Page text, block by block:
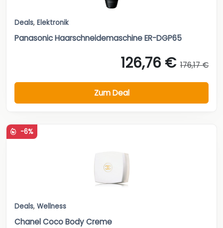
Deals, Elektronik
Panasonic Haarschneidemaschine ER-DGP65
126,76 € 176,17 €
Zum Deal
-6%
Deals, Wellness
Chanel Coco Body Creme